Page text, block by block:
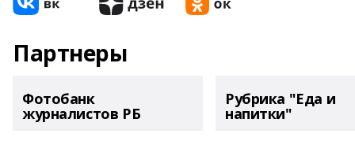
Партнеры
Фотобанк
журналистов РБ
Рубрика "Еда и
напитки"